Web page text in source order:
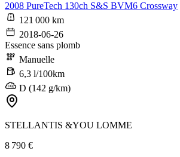
2008 PureTech 130ch S&S BVM6 Crossway
121 000 km
2018-06-26
Essence sans plomb
Manuelle
6,3 l/100km
D (142 g/km)
STELLANTIS &YOU LOMME
8 790 €